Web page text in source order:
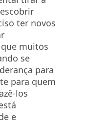
ter novos
muitos
se
para
para quem
los
e